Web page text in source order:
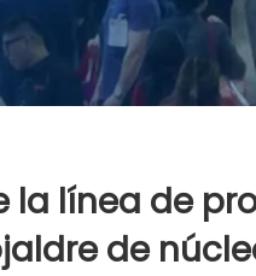
y snacks para mascotas
acuática
Productos
Freidoras
Máquina
Productos
la línea de
de